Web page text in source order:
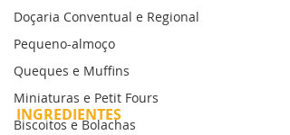
Doçaria Conventual e Regional
Pequeno-almoço
Queques e Muffins
Miniaturas e Petit Fours
Biscoitos e Bolachas
INGREDIENTES